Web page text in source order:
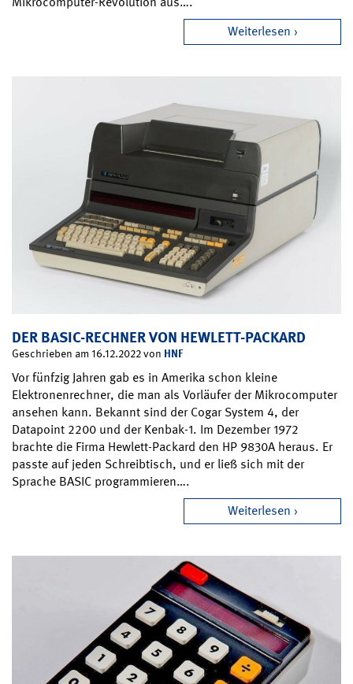
Weiterlesen
DER BASIC-RECHNER VON HEWLETT-PACKARD
Geschrieben am 16.12.2022 von HNF
Vor fünfzig Jahren gab es in Amerika schon kleine
Elektronenrechner, die man als Vorläufer der Mikrocomputer
ansehen kann. Bekannt sind der Cogar System 4, der
Datapoint 2200 und der Kenbak-1. Im Dezember 1972
brachte die Firma Hewlett-Packard den HP 9830A heraus. Er
passte auf jeden Schreibtisch, und er ließ sich mit der
Sprache BASIC programmieren….
Weiterlesen